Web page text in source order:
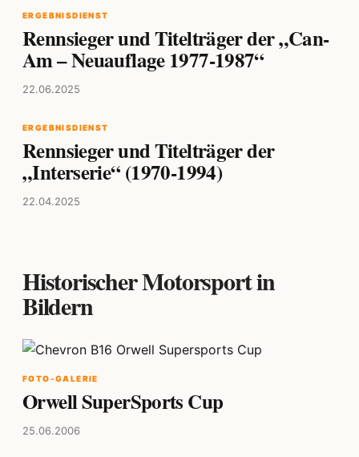
ERGEBNISDIENST
Rennsieger und Titelträger der „Can-
Am – Neuauflage 1977-1987“
22.06.2025
ERGEBNISDIENST
Rennsieger und Titelträger der
„Interserie“ (1970-1994)
22.04.2025
Historischer Motorsport in
Bildern
FOTO-GALERIE
Orwell SuperSports Cup
25.06.2006